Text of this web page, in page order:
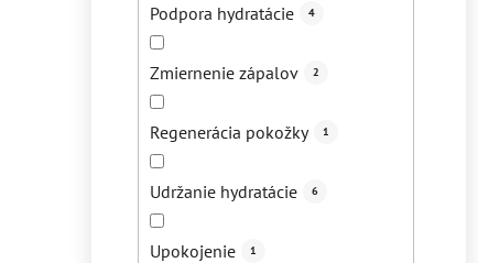
Podpora hydratácie 4
Zmiernenie zápalov 2
Regenerácia pokožky 1
Udržanie hydratácie 6
Upokojenie 1